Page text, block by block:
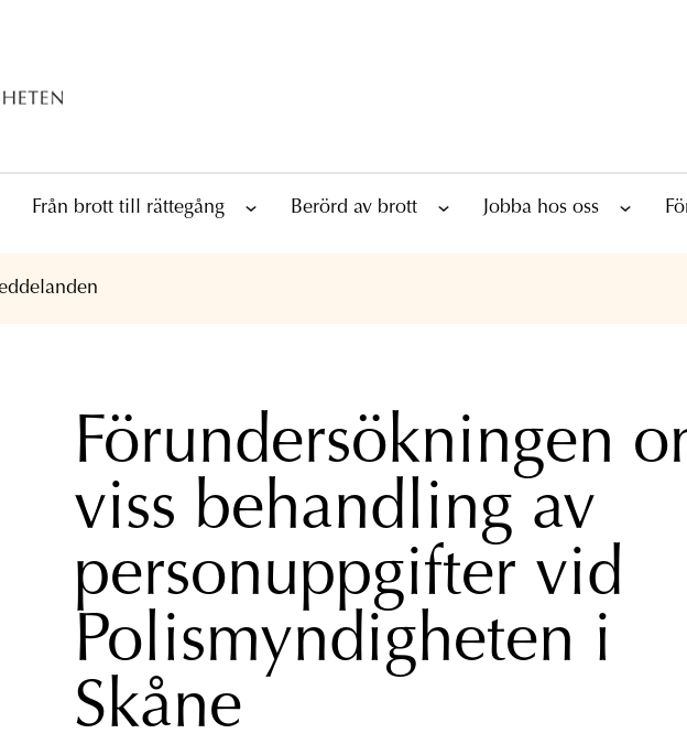
Från brott till rättegång Berörd av brott Jobba hos oss
Förundersökningen
viss behandling av
personuppgifter vid
Polismyndigheten i
Skåne